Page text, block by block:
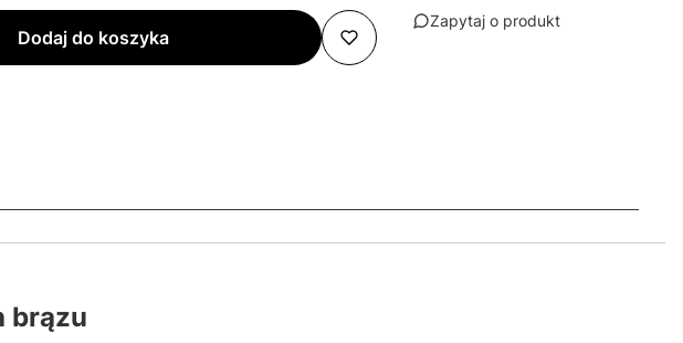
Dodaj do koszyka
Zapytaj o produkt
brązu